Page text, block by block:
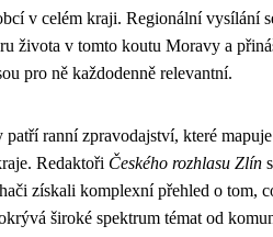
v celém kraji. Regionální vysílání
života v tomto koutu Moravy a
pro ně každodenně relevantní.
ranní zpravodajství, které
Redaktoři Českého rozhlasu Zlín
získali komplexní přehled o tom,
široké spektrum témat od